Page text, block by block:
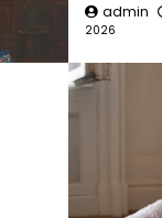
admin
2026